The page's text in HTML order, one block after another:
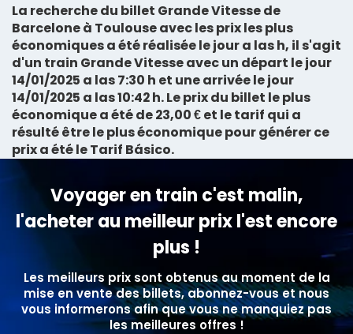
La recherche du billet Grande Vitesse de
Barcelone à Toulouse avec les prix les plus
économiquesa été réalisée le jour a las h, il s'agit
d'un train Grande Vitesseavec un départ le jour
14/01/2025 a las 7:30 h et une arrivée le jour
14/01/2025 a las 10:42 h. Le prix du billet le plus
économique a été de23,00 €et le tarif qui a
résulté être le plus économique pour générer ce
prix a été leTarif Básico.
Voyager en train c'est malin,
l'acheter au meilleur prix l'est encore
plus !
Les meilleurs prix sont obtenus au moment de la
mise en vente des billets, abonnez-vous et nous
vous informerons afin que vous ne manquiez pas
les meilleures offres !